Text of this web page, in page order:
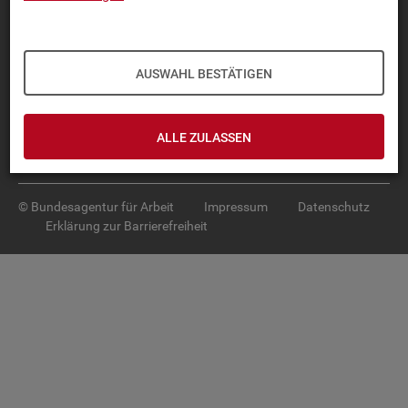
AUSWAHL BESTÄTIGEN
ALLE ZULASSEN
TOP-PRO­DUK­TE
SER­VICE
© Bundesagentur für Arbeit Impressum
Datenschutz
Erklärung zur Barrierefreiheit